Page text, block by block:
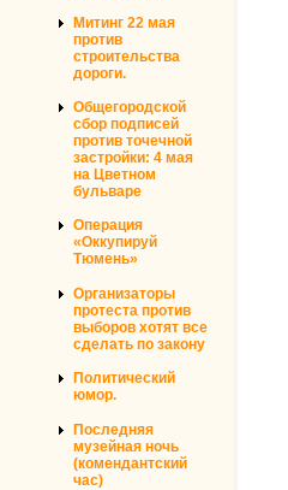
Митинг 22 мая
против
строительства
дороги.
Общегородской
сбор подписей
против точечной
застройки: 4 мая
на Цветном
бульваре
Операция
«Оккупируй
Тюмень»
Организаторы
протеста против
выборов хотят все
сделать по закону
Политический
юмор.
Последняя
музейная ночь
(комендантский
час)